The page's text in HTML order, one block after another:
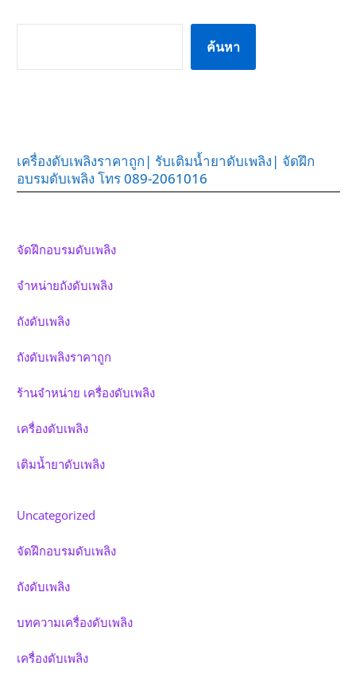
ค้นหา
เครื่องดับเพลิงราคาถูก| รับเติมน้ำยาดับเพลิง| จัดฝึก
อบรมดับเพลิง โทร 089-2061016
จัดฝึกอบรมดับเพลิง
จำหน่ายถังดับเพลิง
ถังดับเพลิง
ถังดับเพลิงราคาถูก
ร้านจำหน่าย เครื่องดับเพลิง
เครื่องดับเพลิง
เติมน้ำยาดับเพลิง
Uncategorized
จัดฝึกอบรมดับเพลิง
ถังดับเพลิง
บทความเครื่องดับเพลิง
เครื่องดับเพลิง